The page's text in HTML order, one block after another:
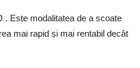
. Este modalitatea de a scoate
mai rapid și mai rentabil decât